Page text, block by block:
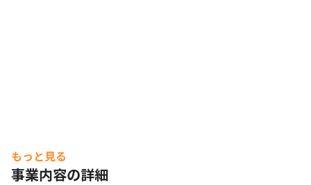
もっと見る
事業内容の詳細